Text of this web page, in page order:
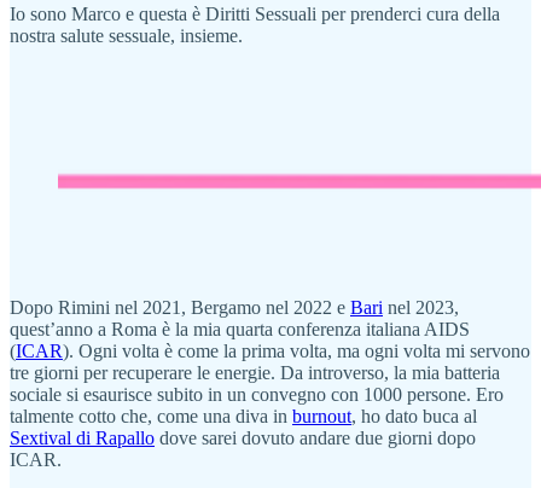
Io sono Marco e questa è Diritti Sessuali per prenderci cura della
nostra salute sessuale, insieme.
Dopo Rimini nel 2021, Bergamo nel 2022 e Bari nel 2023,
quest’anno a Roma è la mia quarta conferenza italiana AIDS
(ICAR). Ogni volta è come la prima volta, ma ogni volta mi servono
tre giorni per recuperare le energie. Da introverso, la mia batteria
sociale si esaurisce subito in un convegno con 1000 persone. Ero
talmente cotto che, come una diva in burnout, ho dato buca al
Sextival di Rapallo dove sarei dovuto andare due giorni dopo
ICAR.